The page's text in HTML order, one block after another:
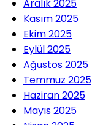
Aralık 2025
Kasım 2025
Ekim 2025
Eylül 2025
Ağustos 2025
Temmuz 2025
Haziran 2025
Mayıs 2025